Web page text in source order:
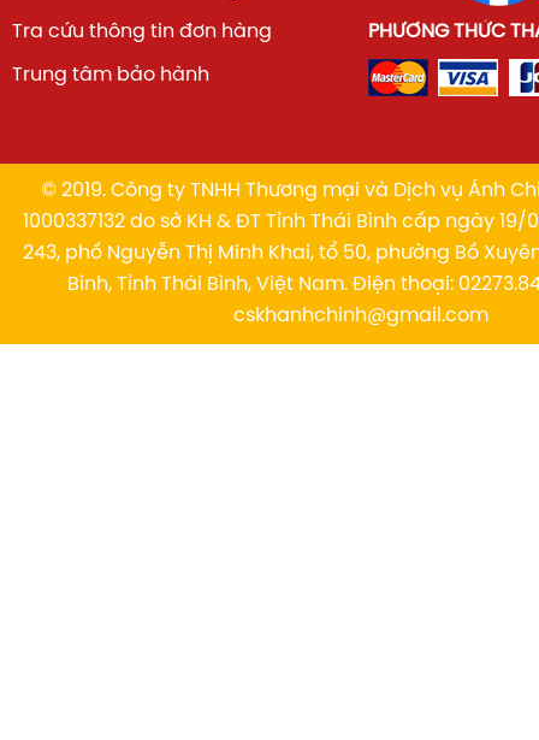
Tra cứu thông tin đơn hàng
Trung tâm bảo hành
PHƯƠNG THỨC
© 2019. Công ty TNHH Thương mại và Dịch vụ Ánh
1000337132 do sở KH & ĐT Tỉnh Thái Bình cấp ngày 19/
243, phố Nguyễn Thị Minh Khai, tổ 50, phường Bồ
Bình, Tỉnh Thái Bình, Việt Nam. Điện thoại:
cskhanhchinh@gmail.com